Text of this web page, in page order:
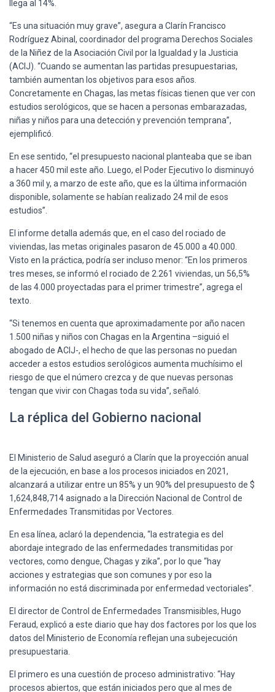
llega al 14%.
“Es una situación muy grave”, asegura a Clarín Francisco
Rodríguez Abinal, coordinador del programa Derechos Sociales
de la Niñez de la Asociación Civil por la Igualdad y la Justicia
(ACIJ). “Cuando se aumentan las partidas presupuestarias,
también aumentan los objetivos para esos años.
Concretamente en Chagas, las metas físicas tienen que ver con
estudios serológicos, que se hacen a personas embarazadas,
niñas y niños para una detección y prevención temprana”,
ejemplificó.
En ese sentido, “el presupuesto nacional planteaba que se iban
a hacer 450 mil este año. Luego, el Poder Ejecutivo lo disminuyó
a 360 mil y, a marzo de este año, que es la última información
disponible, solamente se habían realizado 24 mil de esos
estudios”.
El informe detalla además que, en el caso del rociado de
viviendas, las metas originales pasaron de 45.000 a 40.000.
Visto en la práctica, podría ser incluso menor: “En los primeros
tres meses, se informó el rociado de 2.261 viviendas, un 56,5%
de las 4.000 proyectadas para el primer trimestre”, agrega el
texto.
“Si tenemos en cuenta que aproximadamente por año nacen
1.500 niñas y niños con Chagas en la Argentina –siguió el
abogado de ACIJ-, el hecho de que las personas no puedan
acceder a estos estudios serológicos aumenta muchísimo el
riesgo de que el número crezca y de que nuevas personas
tengan que vivir con Chagas toda su vida”, señaló.
La réplica del Gobierno nacional
El Ministerio de Salud aseguró a Clarín que la proyección anual
de la ejecución, en base a los procesos iniciados en 2021,
alcanzará a utilizar entre un 85% y un 90% del presupuesto de $
1,624,848,714 asignado a la Dirección Nacional de Control de
Enfermedades Transmitidas por Vectores.
En esa línea, aclaró la dependencia, “la estrategia es del
abordaje integrado de las enfermedades transmitidas por
vectores, como dengue, Chagas y zika”, por lo que “hay
acciones y estrategias que son comunes y por eso la
información no está discriminada por enfermedad vectoriales”.
El director de Control de Enfermedades Transmisibles, Hugo
Feraud, explicó a este diario que hay dos factores por los que los
datos del Ministerio de Economía reflejan una subejecución
presupuestaria.
El primero es una cuestión de proceso administrativo: “Hay
procesos abiertos, que están iniciados pero que al mes de